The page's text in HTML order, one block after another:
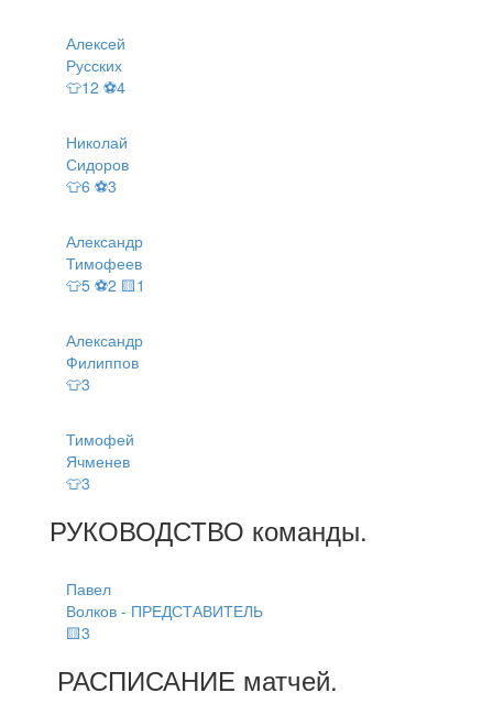
Алексей
Русских
👕12 ⚽4
Николай
Сидоров
👕6 ⚽3
Александр
Тимофеев
👕5 ⚽2 🟨1
Александр
Филиппов
👕3
Тимофей
Ячменев
👕3
РУКОВОДСТВО команды.
Павел
Волков - ПРЕДСТАВИТЕЛЬ
🟨3
РАСПИСАНИЕ матчей.